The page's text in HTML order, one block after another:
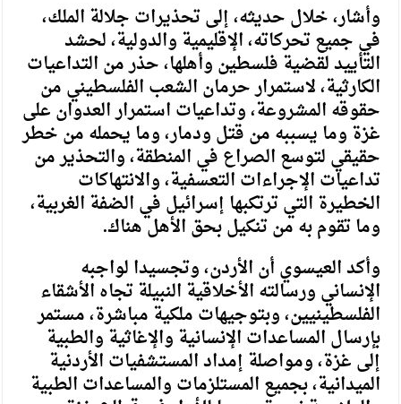
وأشار، خلال حديثه، إلى تحذيرات جلالة الملك،
في جميع تحركاته، الإقليمية والدولية، لحشد
التأييد لقضية فلسطين وأهلها، حذر من التداعيات
الكارثية، لاستمرار حرمان الشعب الفلسطيني من
حقوقه المشروعة، وتداعيات استمرار العدوان على
غزة وما يسببه من قتل ودمار، وما يحمله من خطر
حقيقي لتوسع الصراع في المنطقة، والتحذير من
تداعيات الإجراءات التعسفية، والانتهاكات
الخطيرة التي ترتكبها إسرائيل في الضفة الغربية،
وما تقوم به من تنكيل بحق الأهل هناك.
وأكد العيسوي أن الأردن، وتجسيدا لواجبه
الإنساني ورسالته الأخلاقية النبيلة تجاه الأشقاء
الفلسطينيين، وبتوجيهات ملكية مباشرة، مستمر
بإرسال المساعدات الإنسانية والإغاثية والطبية
إلى غزة، ومواصلة إمداد المستشفيات الأردنية
الميدانية، بجميع المستلزمات والمساعدات الطبية